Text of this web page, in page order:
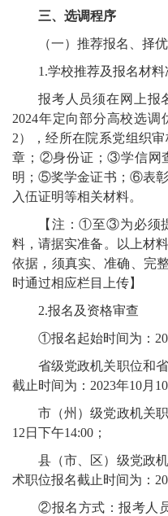
三、选调程序
（一）推荐报名、择
1.学校推荐及报名材料
报考人员须在网上
2024年定向部分高校选
2），经所在院系党组织
章；②身份证；③学信网
明；⑤奖学金证书；⑥表
入伍证明等相关材料。
【注：①至③为必须
料，请据实准备。以上材
依据，须真实、准确、完
时通过相应栏目上传】
2.报名及资格审查
①报名起始时间为：
省级党政机关职位和
截止时间为：2023年10月
市（州）级党政机关
12日下午14:00；
县（市、区）级党政
术职位报名截止时间为：
②报名方式：报考人